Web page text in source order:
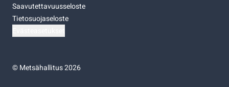
Saavutettavuusseloste
Tietosuojaseloste
©Metsähallitus 2026